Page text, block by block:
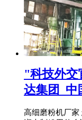
"科技外交
达集团_中
高细磨粉机厂家